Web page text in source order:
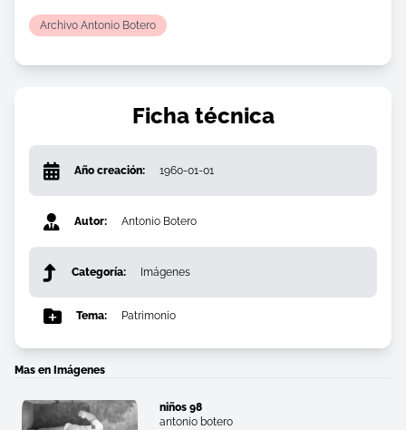
Archivo Antonio Botero
Ficha técnica
Año creación: 1960-01-01
Autor: Antonio Botero
Categoría: Imágenes
Tema: Patrimonio
Mas en Imágenes
niños 98
antonio botero